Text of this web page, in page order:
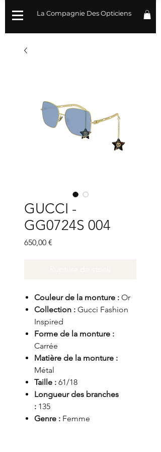
La Compagnie Des Opticiens
GUCCI -
GG0724S 004
650,00 €
Couleur de la monture : Or
Collection : Gucci Fashion
Inspired
Forme de la monture :
Carrée
Matière de la monture :
Métal
Taille : 61/18
Longueur des branches
: 135
Genre : Femme